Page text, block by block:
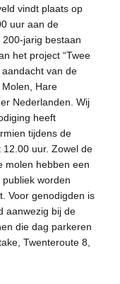
vindt plaats op
uur aan de
jarig bestaan
het project “Twee
van de
Hare
Nederlanden. Wij
heeft
tijdens de
uur. Zowel de
molen hebben een
worden
Voor genodigden is
aanwezig bij de
die dag parkeren
Twenteroute 8,